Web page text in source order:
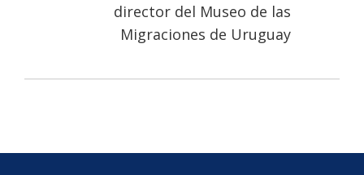
director del Museo de las
Migraciones de Uruguay